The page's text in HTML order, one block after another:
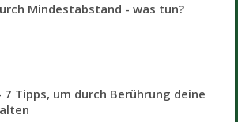
Mindestabstand - was tun?
Tipps, um durch Berührung deine